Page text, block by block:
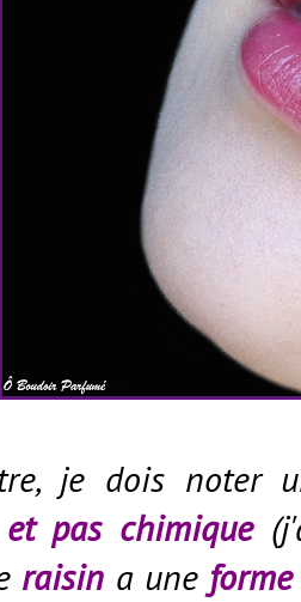
je dois noter
pas chimique
raisin a une